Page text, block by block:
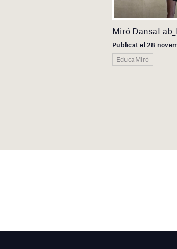
Miró
Publicat el 28
EducaMiró